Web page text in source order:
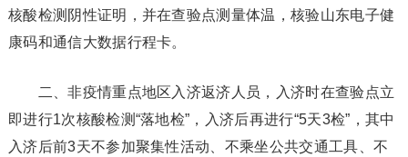
核酸检测阴性证明，并在查验点测量体温，核验山东电子健
康码和通信大数据行程卡。
二、非疫情重点地区入济返济人员，入济时在查验点立
即进行1次核酸检测“落地检”，入济后再进行“5天3检”，其中
入济后前3天不参加聚集性活动、不乘坐公共交通工具、不